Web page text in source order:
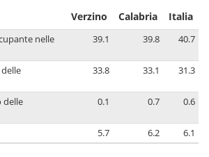
Verzino Calabria Italia
nelle
39.1 39.8 40.7
33.8 33.1 31.3
delle
0.1 0.7 0.6
5.7 6.2 6.1